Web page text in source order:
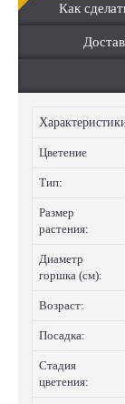
Как
Цветение
Тип:
Размер
растения:
Диаметр
горшка (см):
Возраст:
Посадка:
Стадия
цветения: